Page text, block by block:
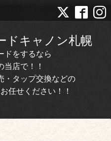
ドキャノン札幌
ドをするなら
当店で！！
・タップ交換などの
任せください！！